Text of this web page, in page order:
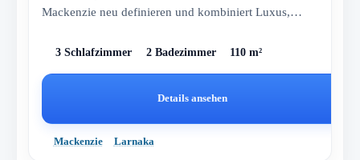
Mackenzie neu definieren und kombiniert Luxus,
3 Schlafzimmer 2 Badezimmer 110 m²
Details ansehen
Mackenzie Larnaka